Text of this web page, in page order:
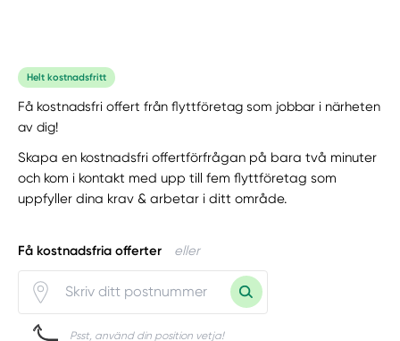
Helt kostnadsfritt
Få kostnadsfri offert från flyttföretag som jobbar i närheten
av dig!
Skapa en kostnadsfri offertförfrågan på bara två minuter
och kom i kontakt med upp till fem flyttföretag som
uppfyller dina krav & arbetar i ditt område.
Få kostnadsfria offerter eller
Psst, använd din position vetja!